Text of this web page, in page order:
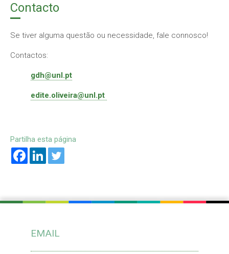
Contacto
Se tiver alguma questão ou necessidade, fale connosco!
Contactos:
gdh@unl.pt
edite.oliveira@unl.pt
Partilha esta página
EMAIL